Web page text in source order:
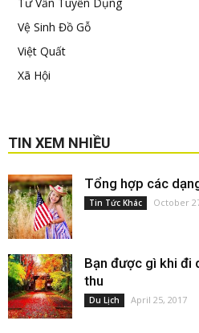
Vệ Sinh Đồ Gỗ
Việt Quất
Xã Hội
TIN XEM NHIỀU
Tổng hợp các
Tin Tức Khác October
Bạn được gì khi đi
thu
Du Lịch April 25, 2017